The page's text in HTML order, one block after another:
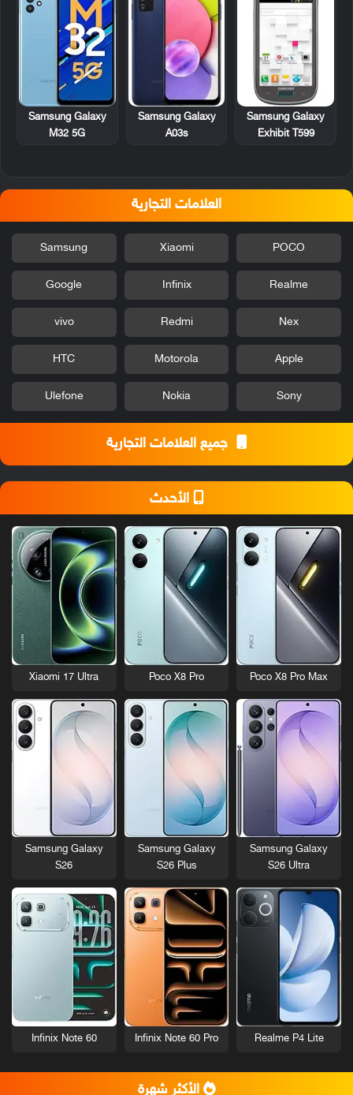
Samsung Galaxy
Exhibit T599
Samsung Galaxy
A03s
Samsung Galaxy
M32 5G
العلامات التجارية
POCO
Xiaomi
Samsung
Realme
Infinix
Google
Nex
Redmi
vivo
Apple
Motorola
HTC
Sony
Nokia
Ulefone
جميع العلامات التجارية
الأحدث
Poco X8 Pro Max
Poco X8 Pro
Xiaomi 17 Ultra
Samsung Galaxy
S26 Ultra
Samsung Galaxy
S26 Plus
Samsung Galaxy
S26
Realme P4 Lite
Infinix Note 60 Pro
Infinix Note 60
الأكثر شهرة